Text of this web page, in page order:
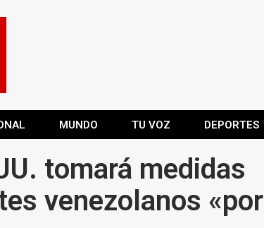
MUNDO TU VOZ DEPORTES
tomará medidas
venezolanos «por